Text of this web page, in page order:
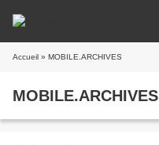
Accueil » MOBILE.ARCHIVES
MOBILE.ARCHIVES